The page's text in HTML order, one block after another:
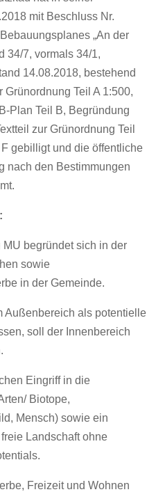
mit Beschluss Nr.
„An der
34/7, vormals 34/1,
14.08.2018, bestehend
Teil A 1:500,
Plan Teil B, Begründung
zur Grünordnung Teil
gebilligt und die öffentliche
nach den Bestimmungen
begründet sich in der
sowie
in der Gemeinde.
Außenbereich als potentielle
soll der Innenbereich
Eingriff in die
Biotope,
Mensch) sowie ein
Landschaft ohne
Freizeit und Wohnen